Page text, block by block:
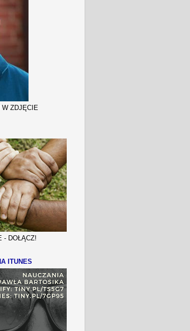
W ZDJĘCIE
- DOŁĄCZ!
ITUNES